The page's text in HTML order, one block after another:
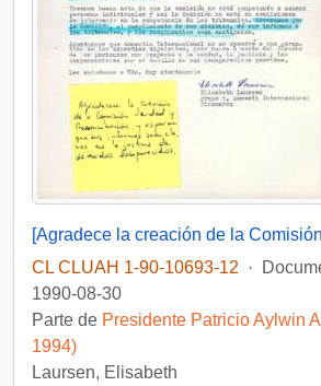
CL CLUAH 1-90-10693-12
·
1990-08-30
Parte de Presidente Patricio Aylwin
1994)
Laursen, Elisabeth